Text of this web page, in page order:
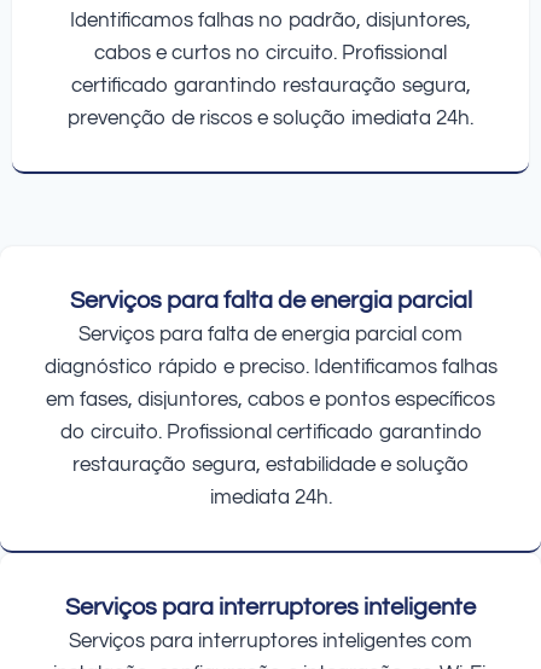
Identificamos falhas no padrão, disjuntores,
cabos e curtos no circuito. Profissional
certificado garantindo restauração segura,
prevenção de riscos e solução imediata 24h.
Serviços para falta de energia parcial
Serviços para falta de energia parcial com
diagnóstico rápido e preciso. Identificamos falhas
em fases, disjuntores, cabos e pontos específicos
do circuito. Profissional certificado garantindo
restauração segura, estabilidade e solução
imediata 24h.
Serviços para interruptores inteligente
Serviços para interruptores inteligentes com